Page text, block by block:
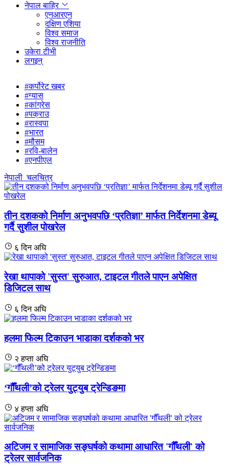
नेपाल बाहिर
एनआरएन
दक्षिण एशिया
विश्व समाज
विश्व राजनीति
उकेरा टीभी
लगइन्
#कर्पोरेट खबर
#ग्यास
#कांग्रेस
#पक्राउ
#रास्वपा
#भारत
#मौसम
#रवि-बालेन
#एनपीएल
नेपाली_चलचित्र
तीन दशकको निर्माण अनुभवपछि ‘प्रतिज्ञा’ मार्फत निर्देशनमा डेब्यू
गर्दै सुशील पोखरेल
६ दिन अघि
रेखा थापाको 'सुस्त' सुरुआत, टाइटल गीतले पाएन अपेक्षित
डिजिटल साथ
६ दिन अघि
हलमा फिल्म टिकाउन भाडाका दर्शकको भर
२ हप्ता अघि
‘गौँथली’को ट्रेलर युट्युब ट्रेन्डिङमा
४ हप्ता अघि
अटिजम र सामाजिक सङ्घर्षको कथामा आधारित 'गौँथली' को
ट्रेलर सार्वजनिक